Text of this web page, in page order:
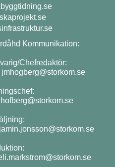
Kommunikation:
Chefredaktör:
jmhogberg@storkom.se